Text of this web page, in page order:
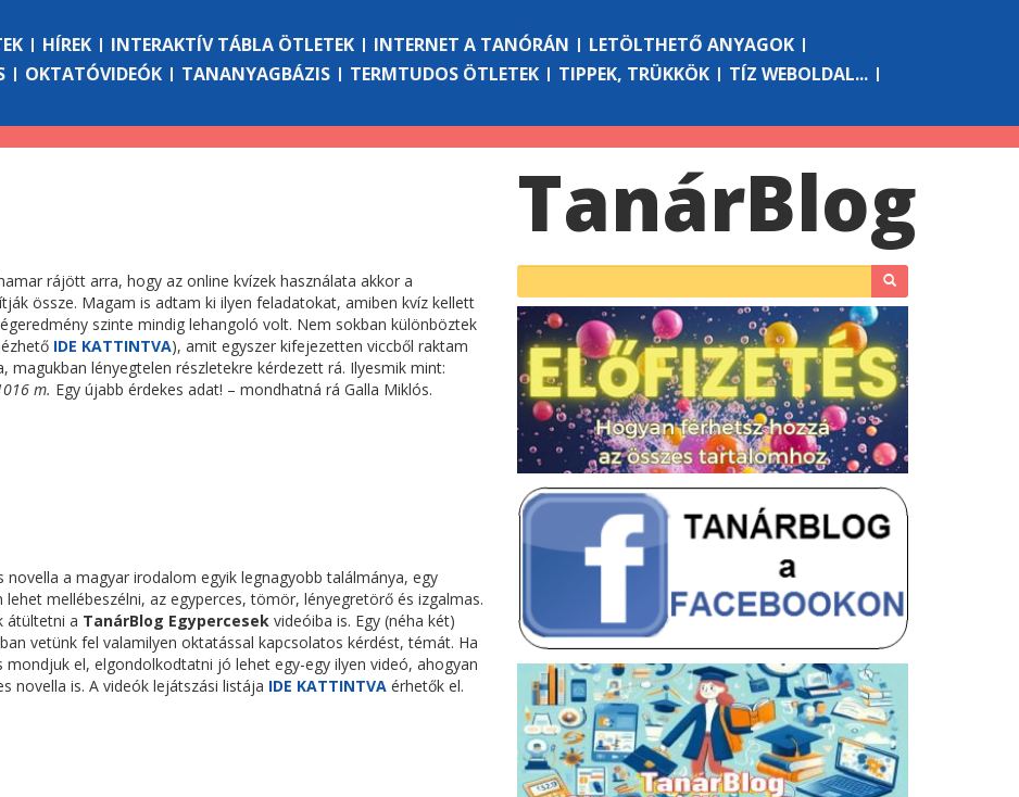
HÍREK INTERAKTÍV TÁBLA ÖTLETEK INTERNET A TANÓRÁN
LETÖLTHETŐ ANYAGOK
OKTATÓVIDEÓK TANANYAGBÁZIS TERMTUDOS ÖTLETEK TIPPEK, TRÜKKÖK
TÍZ WEBOLDAL...
rájött arra, hogy az online kvízek használata akkor a
össze. Magam is adtam ki ilyen feladatokat, amiben kvíz kellett
szinte mindig lehangoló volt. Nem sokban különböztek
IDE KATTINTVA), amit egyszer kifejezetten viccből raktam
magukban lényegtelen részletekre kérdezett rá. Ilyesmik mint:
m. Egy újabb érdekes adat! – mondhatná rá Galla Miklós.
novella a magyar irodalom egyik legnagyobb találmánya, egy
lehet mellébeszélni, az egyperces, tömör, lényegretörő és izgalmas.
átültetni a TanárBlog Egypercesekvideóiba is. Egy (néha két)
vetünk fel valamilyen oktatással kapcsolatos kérdést, témát. Ha
mondjuk el, elgondolkodtatni jó lehet egy-egy ilyen videó, ahogyan
novella is. A videók lejátszási listája IDE KATTINTVAérhetők el.
TanárBlog